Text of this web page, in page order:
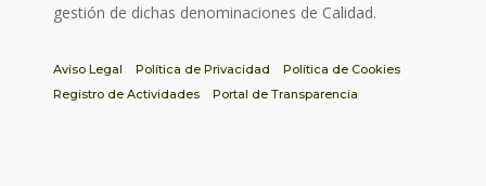
gestión de dichas denominaciones de Calidad.
Aviso Legal Política de Privacidad
Política de Cookies
Registro de Actividades
Portal de Transparencia